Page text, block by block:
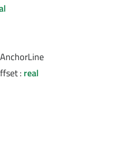
AnchorLine
: real